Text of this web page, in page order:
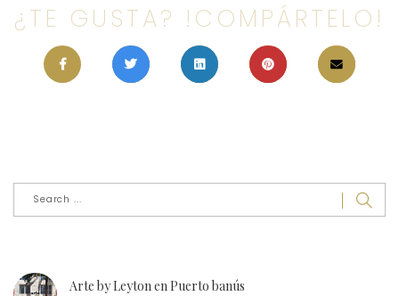
¿TE GUSTA? !COMPÁRTELO!
Arte by Leyton en Puerto banús